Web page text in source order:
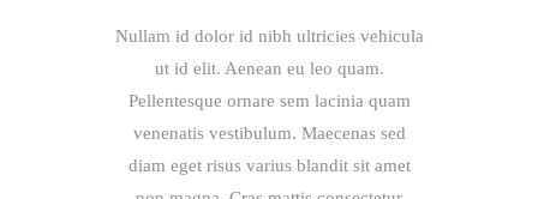
Nullam id dolor id nibh ultricies vehicula
ut id elit. Aenean eu leo quam.
Pellentesque ornare sem lacinia quam
venenatis vestibulum. Maecenas sed
diam eget risus varius blandit sit amet